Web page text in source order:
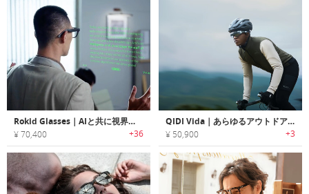
Rokid Glasses｜AIと共に視界を進化。超軽量ARスマートグラス
¥ 70,400 +36
QIDI Vida｜あらゆるアウトドアアクティビティに役立つARスマートグラス
¥ 50,900 +3